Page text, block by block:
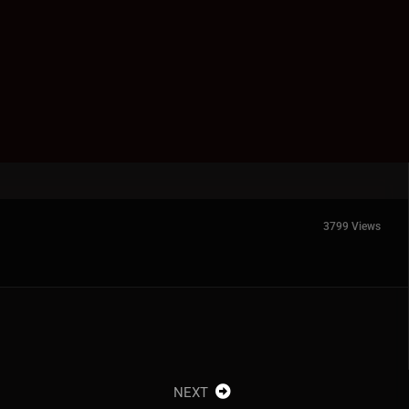
3799 Views
NEXT